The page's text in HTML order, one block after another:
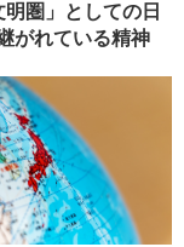
明圏」としての日
がれている精神